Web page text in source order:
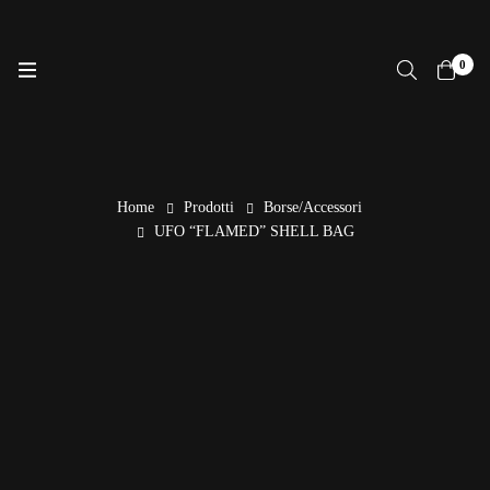
0
Home Prodotti
Borse/Accessori
UFO “FLAMED” SHELL BAG